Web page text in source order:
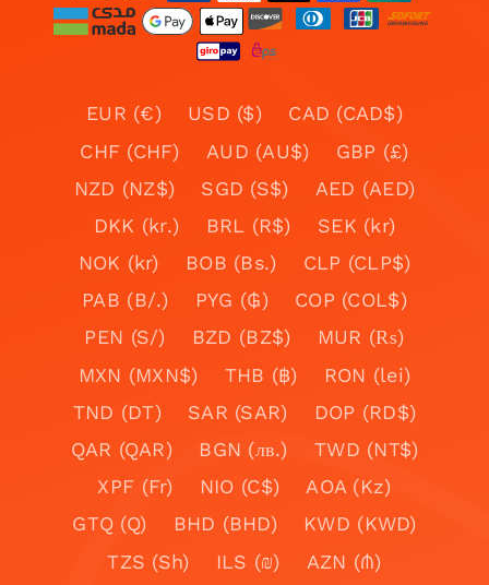
EUR (€) USD ($)
CAD (CAD$)
CHF (CHF)
AUD (AU$)
GBP (£)
NZD (NZ$)
SGD (S$)
AED (AED)
DKK (kr.)
BRL (R$)
SEK (kr)
NOK (kr)
BOB (Bs.)
CLP (CLP$)
PAB (B/.)
PYG (₲)
COP (COL$)
PEN (S/)
BZD (BZ$)
MUR (₨)
MXN (MXN$)
THB (฿)
RON (lei)
TND (DT)
SAR (SAR)
DOP (RD$)
QAR (QAR)
BGN (лв.)
TWD (NT$)
XPF (Fr)
NIO (C$)
AOA (Kz)
GTQ (Q)
BHD (BHD)
KWD (KWD)
TZS (Sh)
ILS (₪)
AZN (₼)